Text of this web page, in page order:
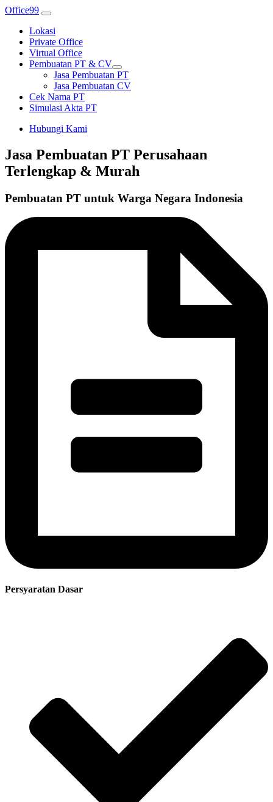
Office99
Lokasi
Private Office
Virtual Office
Pembuatan PT & CV
Jasa Pembuatan PT
Jasa Pembuatan CV
Cek Nama PT
Simulasi Akta PT
Hubungi Kami
Jasa Pembuatan PT Perusahaan
Terlengkap & Murah
Pembuatan PT untuk Warga Negara Indonesia
Persyaratan Dasar